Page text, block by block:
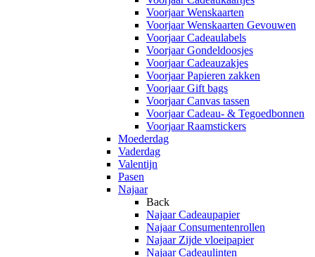
Voorjaar Wenskaarten
Voorjaar Wenskaarten Gevouwen
Voorjaar Cadeaulabels
Voorjaar Gondeldoosjes
Voorjaar Cadeauzakjes
Voorjaar Papieren zakken
Voorjaar Gift bags
Voorjaar Canvas tassen
Voorjaar Cadeau- & Tegoedbonnen
Voorjaar Raamstickers
Moederdag
Vaderdag
Valentijn
Pasen
Najaar
Back
Najaar Cadeaupapier
Najaar Consumentenrollen
Najaar Zijde vloeipapier
Najaar Cadeaulinten